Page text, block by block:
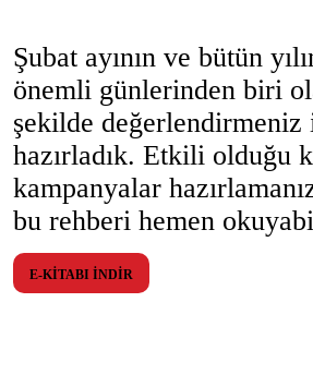
Şubat ayının ve bütün
önemli günlerinden biri
şekilde değerlendirmeniz
hazırladık. Etkili olduğu
kampanyalar
bu rehberi hemen
E-KİTABI İNDİR